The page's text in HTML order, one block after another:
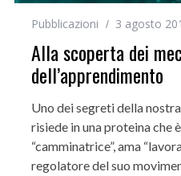
Pubblicazioni 3 agosto
Alla scoperta dei
dell’apprendimento
Uno dei segreti della
risiede in una proteina che
“camminatrice”, ama
regolatore del suo